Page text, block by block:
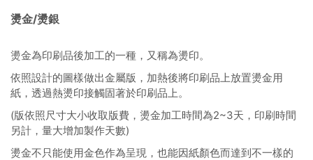
燙金/燙銀
燙金為印刷品後加工的一種，又稱為燙印。
依照設計的圖樣做出金屬版，加熱後將印刷品上放置燙金用
紙，透過熱燙印接觸固著於印刷品上。
(版依照尺寸大小收取版費，燙金加工時間為2~3天，印刷時間
另計，量大增加製作天數)
燙金不只能使用金色作為呈現，也能因紙顏色而達到不一樣的